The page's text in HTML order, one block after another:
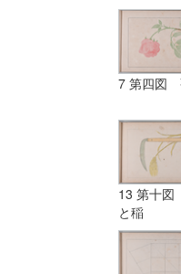
7 第四図
13 第十
と稲